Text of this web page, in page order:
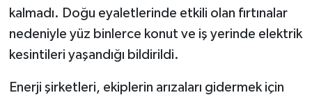
kalmadı. Doğu eyaletlerinde etkili olan fırtınalar
nedeniyle yüz binlerce konut ve iş yerinde elektrik
kesintileri yaşandığı bildirildi.
Enerji şirketleri, ekiplerin arızaları gidermek için